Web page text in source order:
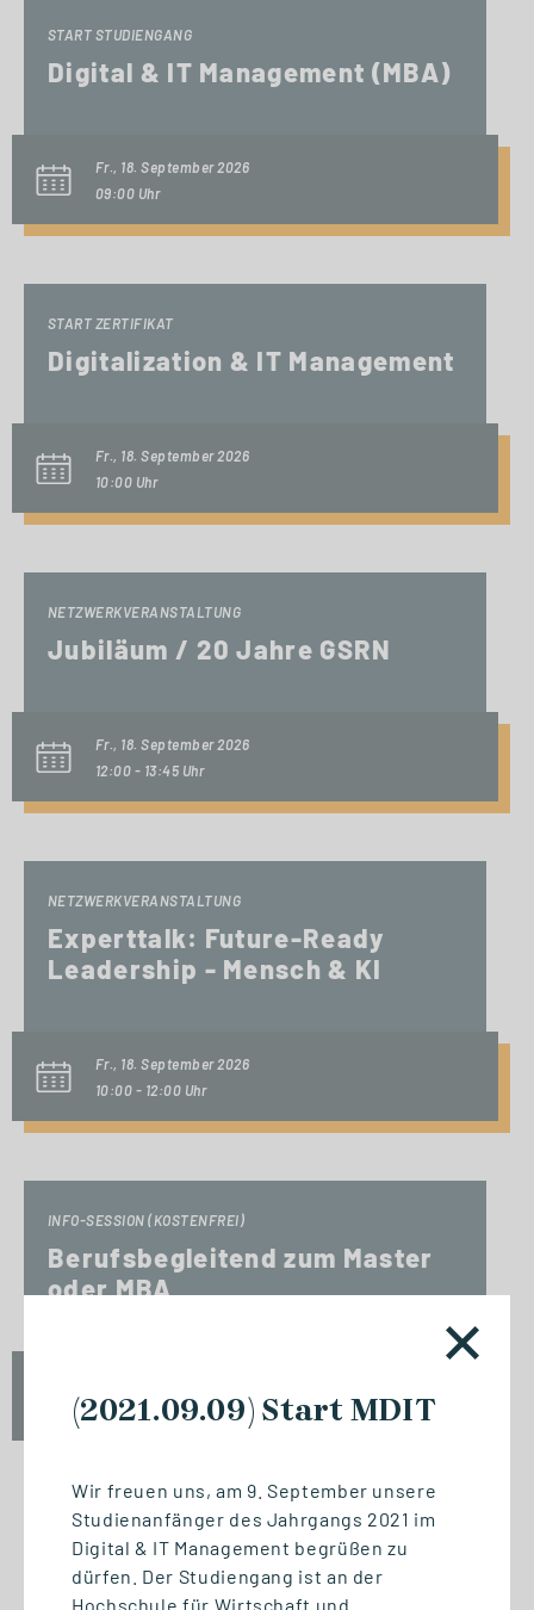
START STUDIENGANG
Digital & IT Management (MBA)
Fr., 18. September 2026
09:00 Uhr
START ZERTIFIKAT
Digitalization & IT Management
Fr., 18. September 2026
10:00 Uhr
NETZWERKVERANSTALTUNG
Jubiläum / 20 Jahre GSRN
Fr., 18. September 2026
12:00 - 13:45 Uhr
NETZWERKVERANSTALTUNG
Experttalk: Future-Ready
Leadership - Mensch & KI
Fr., 18. September 2026
10:00 - 12:00 Uhr
INFO-SESSION (KOSTENFREI)
Berufsbegleitend zum Master
oder MBA
17:00 - 18:30 Uhr
START STUDIENGANG
Biomedizinische Informatik
(2021.09.09) Start MDIT
Wir freuen uns, am 9. September unsere
Studienanfänger des Jahrgangs 2021 im
Digital & IT Management begrüßen zu
dürfen. Der Studiengang ist an der
Hochschule für Wirtschaft und